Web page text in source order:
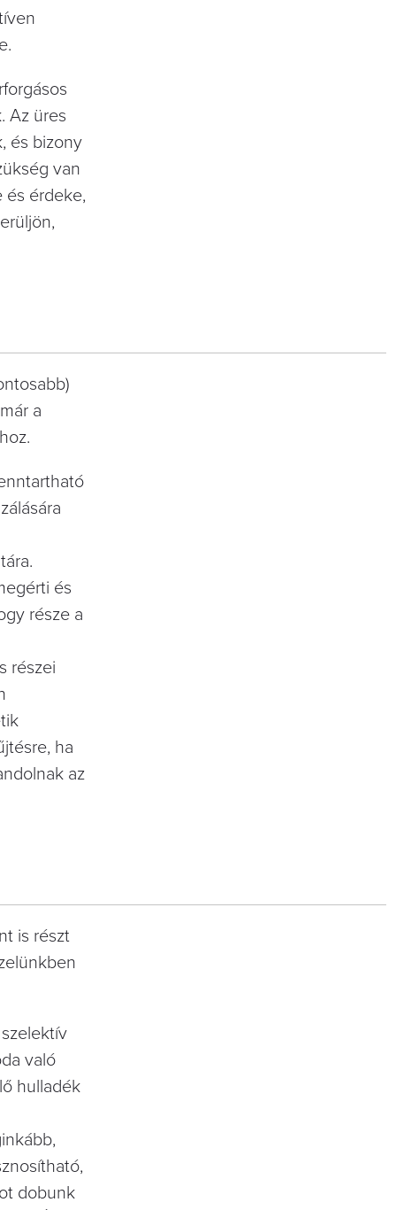
Az üres
és bizony
van
és érdeke,
a
és
része a
részei
ha
az
is részt
való
hulladék
dobunk